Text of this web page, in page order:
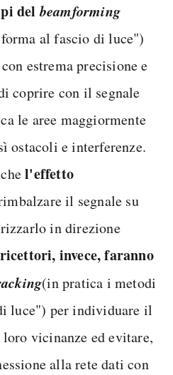
delbeamforming
al fascio di luce")
estrema precisione e
coprire con il segnale
le aree maggiormente
ostacoli e interferenze.
l'effetto
il segnale su
in direzione
invece, faranno
(in pratica i metodi
luce") per individuare il
vicinanze ed evitare,
alla rete dati con